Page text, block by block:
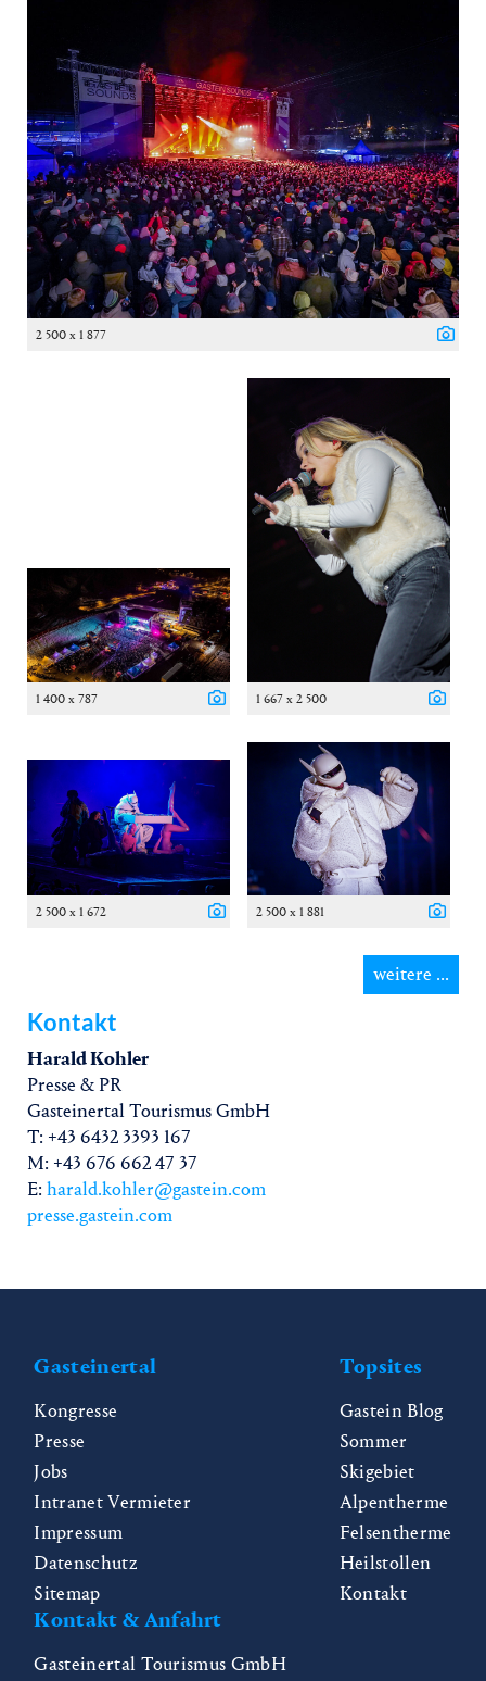
2 500 x 1 877
1 400 x 787 1 667 x 2 500
2 500 x 1 672 2 500 x 1 881
weitere ...
Kontakt
Harald Kohler
Presse & PR
Gasteinertal Tourismus GmbH
T: +43 6432 3393 167
M: +43 676 662 47 37
E: harald.kohler@gastein.com
presse.gastein.com
Gasteinertal
Kongresse
Presse
Jobs
Intranet Vermieter
Impressum
Datenschutz
Sitemap
Topsites
Gastein Blog
Sommer
Skigebiet
Alpentherme
Felsentherme
Heilstollen
Kontakt
Kontakt & Anfahrt
Gasteinertal Tourismus GmbH